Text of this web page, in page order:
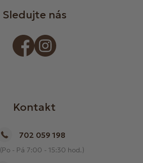
Sledujte nás
Kontakt
702 059 198
(Po - Pá 7:00 - 15:30 hod.)